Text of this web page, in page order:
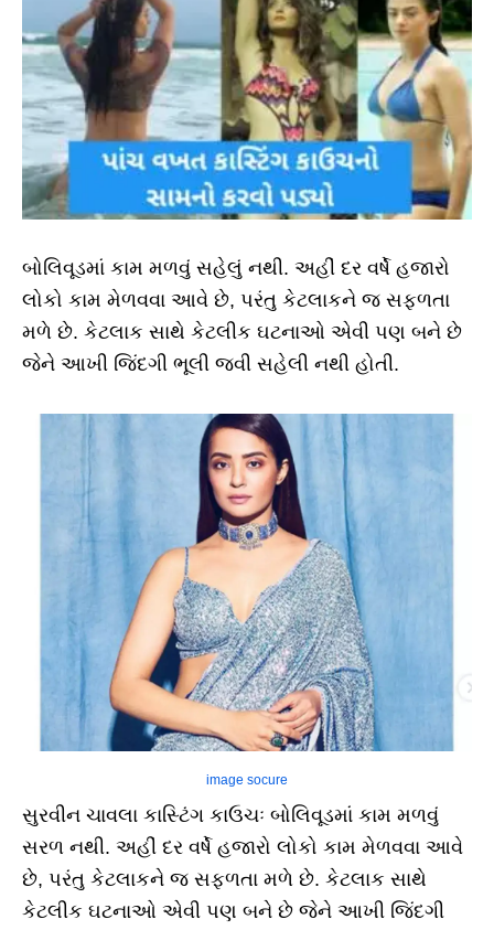
બોલિવૂડમાં કામ મળવું સહેલું નથી. અહીં દર વર્ષે હજારો
લોકો કામ મેળવવા આવે છે, પરંતુ કેટલાકને જ સફળતા
મળે છે. કેટલાક સાથે કેટલીક ઘટનાઓ એવી પણ બને છે
જેને આખી જિંદગી ભૂલી જવી સહેલી નથી હોતી.
image socure
સુરવીન ચાવલા કાસ્ટિંગ કાઉચઃ બોલિવૂડમાં કામ મળવું
સરળ નથી. અહીં દર વર્ષે હજારો લોકો કામ મેળવવા આવે
છે, પરંતુ કેટલાકને જ સફળતા મળે છે. કેટલાક સાથે
કેટલીક ઘટનાઓ એવી પણ બને છે જેને આખી જિંદગી